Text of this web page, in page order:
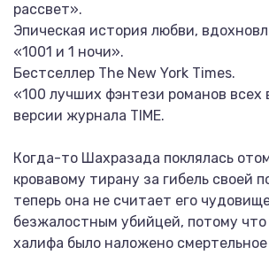
рассвет».
Эпическая история любви,
«1001 и 1 ночи».
Бестселлер The New York Times.
«100 лучших фэнтези романов всех
версии журнала TIME.
Когда-то Шахразада поклялась
кровавому тирану за гибель своей
теперь она не считает его
безжалостным убийцей, потому что
халифа было наложено смертельное